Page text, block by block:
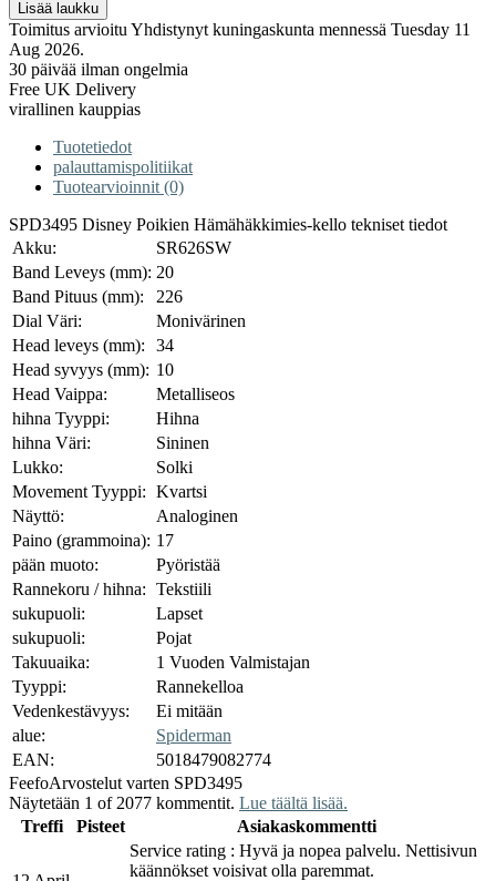
Toimitus arvioitu Yhdistynyt kuningaskunta mennessä Tuesday 11
Aug 2026.
30 päivää ilman ongelmia
Free UK Delivery
virallinen kauppias
Tuotetiedot
palauttamispolitiikat
Tuotearvioinnit (0)
SPD3495 Disney Poikien Hämähäkkimies-kello tekniset tiedot
Akku:
SR626SW
Band Leveys (mm): 20
Band Pituus (mm):
226
Dial Väri:
Monivärinen
Head leveys (mm):
34
Head syvyys (mm): 10
Head Vaippa:
Metalliseos
hihna Tyyppi:
Hihna
hihna Väri:
Sininen
Lukko:
Solki
Movement Tyyppi: Kvartsi
Näyttö:
Analoginen
Paino (grammoina): 17
pään muoto:
Pyöristää
Rannekoru / hihna: Tekstiili
sukupuoli:
Lapset
sukupuoli:
Pojat
Takuuaika:
1 Vuoden Valmistajan
Tyyppi:
Rannekelloa
Vedenkestävyys:
Ei mitään
alue:
Spiderman
EAN:
5018479082774
FeefoArvostelut varten SPD3495
Näytetään 1 of 2077 kommentit. Lue täältä lisää.
Treffi
Pisteet Asiakaskommentti
Service rating : Hyvä ja nopea palvelu. Nettisivun
käännökset voisivat olla paremmat.